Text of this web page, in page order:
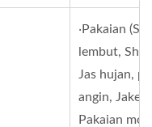
‧Pakaian
lembut,
Jas hujan,
angin, Jaket
Pakaian